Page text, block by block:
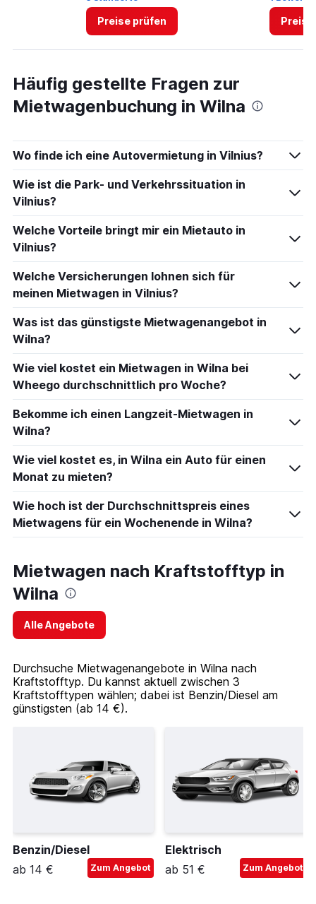
Preise prüfen
Häufig gestellte Fragen zur
Mietwagenbuchung in Wilna
Wo finde ich eine Autovermietung in Vilnius?
Wie ist die Park- und Verkehrssituation in
Vilnius?
Welche Vorteile bringt mir ein Mietauto in
Vilnius?
Welche Versicherungen lohnen sich für
meinen Mietwagen in Vilnius?
Was ist das günstigste Mietwagenangebot in
Wilna?
Wie viel kostet ein Mietwagen in Wilna bei
Wheego durchschnittlich pro Woche?
Bekomme ich einen Langzeit-Mietwagen in
Wilna?
Wie viel kostet es, in Wilna ein Auto für einen
Monat zu mieten?
Wie hoch ist der Durchschnittspreis eines
Mietwagens für ein Wochenende in Wilna?
Mietwagen nach Kraftstofftyp in
Wilna
Alle Angebote
Durchsuche Mietwagenangebote in Wilna nach
Kraftstofftyp. Du kannst aktuell zwischen 3
Kraftstofftypen wählen; dabei ist Benzin/Diesel am
günstigsten (ab 14 €).
Benzin/Diesel
ab 14 €
Zum Angebot
Elektrisch
ab 51 €
Zum Angebot